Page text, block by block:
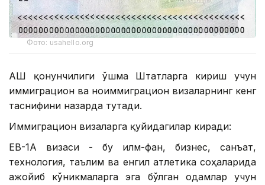
Фото: usahello.org
АҚШ қонунчилиги Қўшма Штатларга кириш учун
иммиграцион ва ноиммиграцион визаларнинг кенг
таснифини назарда тутади.
Иммиграцион визаларга қуйидагилар киради:
ЕВ-1А визаси - бу илм-фан, бизнес, санъат,
технология, таълим ва енгил атлетика соҳаларида
ажойиб кўникмаларга эга бўлган одамлар учун